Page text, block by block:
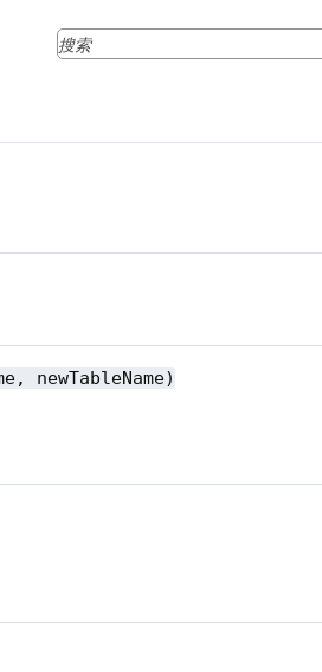
newTableName)